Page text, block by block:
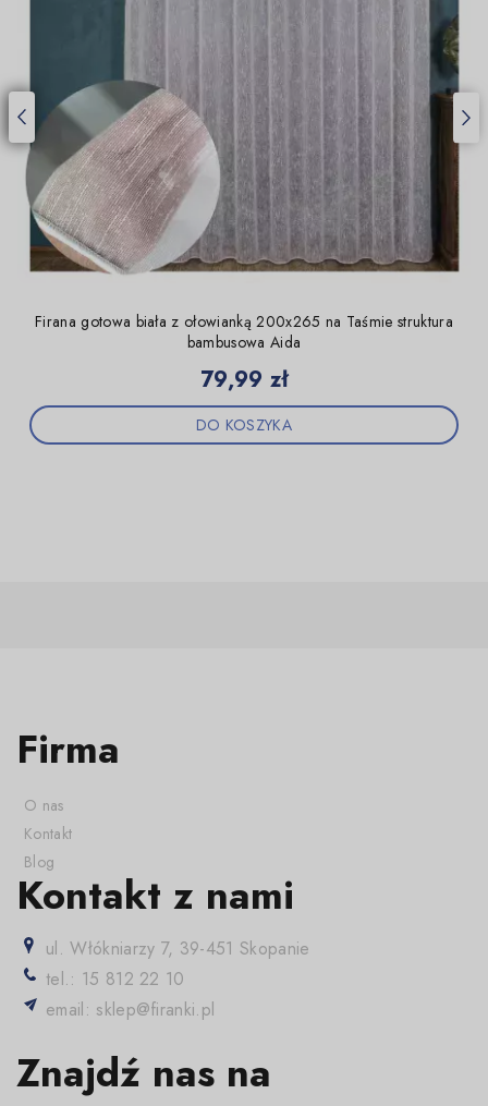
Firana gotowa biała z ołowianką 200x265 na Taśmie struktura
bambusowa Aida
Cena
79,99 zł
DO KOSZYKA
Firma
O nas
Kontakt
Blog
Kontakt z nami
ul. Włókniarzy 7, 39-451 Skopanie
tel.: 15 812 22 10
email: sklep@firanki.pl
Znajdź nas na